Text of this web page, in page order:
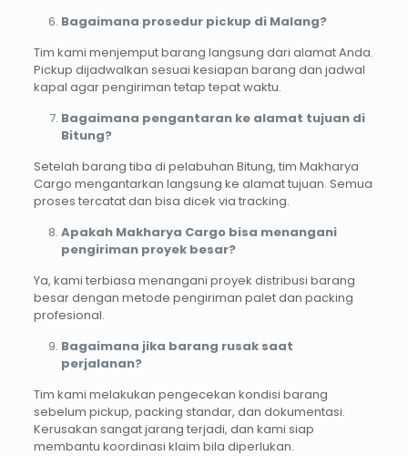
Bagaimana prosedur pickup di Malang?
Tim kami menjemput barang langsung dari alamat Anda.
Pickup dijadwalkan sesuai kesiapan barang dan jadwal
kapal agar pengiriman tetap tepat waktu.
Bagaimana pengantaran ke alamat tujuan di
Bitung?
Setelah barang tiba di pelabuhan Bitung, tim Makharya
Cargo mengantarkan langsung ke alamat tujuan. Semua
proses tercatat dan bisa dicek via tracking.
Apakah Makharya Cargo bisa menangani
pengiriman proyek besar?
Ya, kami terbiasa menangani proyek distribusi barang
besar dengan metode pengiriman palet dan packing
profesional.
Bagaimana jika barang rusak saat
perjalanan?
Tim kami melakukan pengecekan kondisi barang
sebelum pickup, packing standar, dan dokumentasi.
Kerusakan sangat jarang terjadi, dan kami siap
membantu koordinasi klaim bila diperlukan.